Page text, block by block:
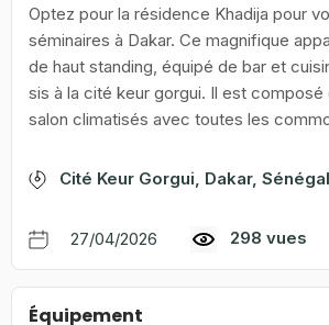
Optez pour la résidence Khadija pour
séminaires à Dakar. Ce magnifique
de haut standing, équipé de bar et
sis à la cité keur gorgui. Il est
salon climatisés avec toutes les
Cité Keur Gorgui, Dakar, Sénégal
27/04/2026 298 vues
Équipement